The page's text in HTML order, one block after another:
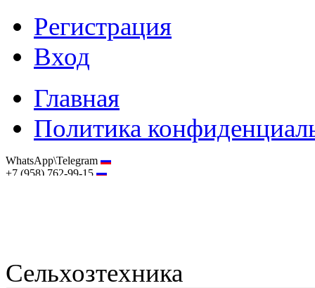
Регистрация
Вход
Главная
Политика
WhatsApp\Telegram
+7 (958) 762-99-15
Сельхозтехника